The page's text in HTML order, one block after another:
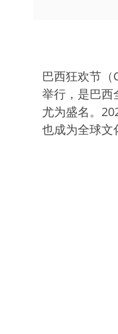
巴西狂欢节
举行，是巴西
尤为盛名。
也成为全球文